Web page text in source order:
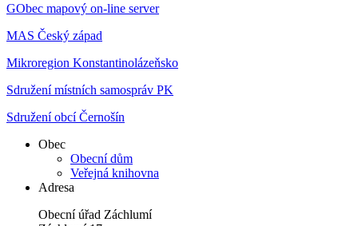
GObec mapový on-line server
MAS Český západ
Mikroregion Konstantinolázeňsko
Sdružení místních samospráv PK
Sdružení obcí Černošín
Obec
Obecní dům
Veřejná knihovna
Adresa
Obecní úřad Záchlumí